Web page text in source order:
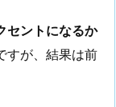
セントになるか
すが、結果は前